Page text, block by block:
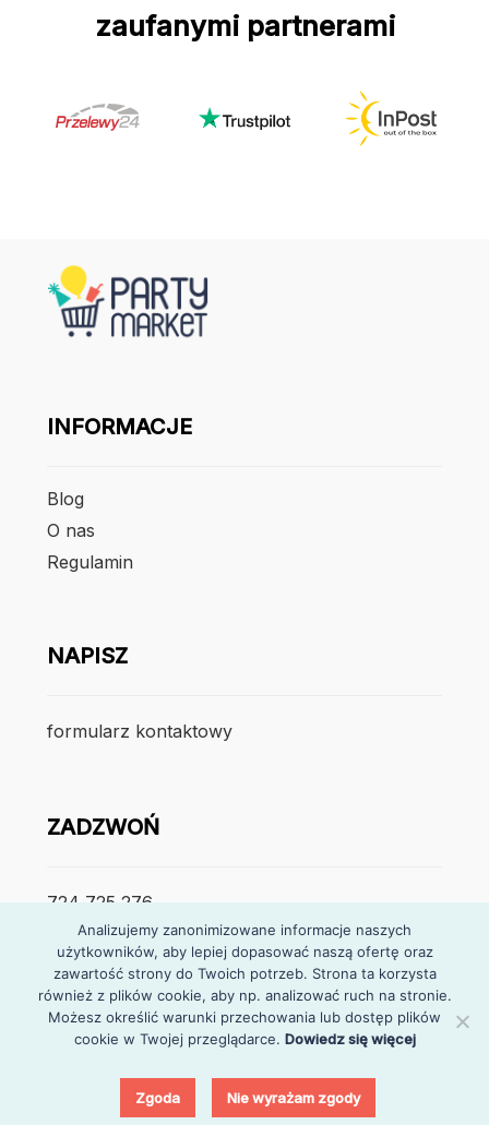
zaufanymi partnerami
INFORMACJE
Blog
O nas
Regulamin
NAPISZ
formularz kontaktowy
ZADZWOŃ
724 725 276
poniedzialek – piątek
7:30 – 15:30
Analizujemy zanonimizowane informacje naszych
użytkowników, aby lepiej dopasować naszą ofertę oraz
zawartość strony do Twoich potrzeb. Strona ta korzysta
również z plików cookie, aby np. analizować ruch na stronie.
Możesz określić warunki przechowania lub dostęp plików
cookie w Twojej przeglądarce. Dowiedz się więcej
Zgoda Nie wyrażam zgody